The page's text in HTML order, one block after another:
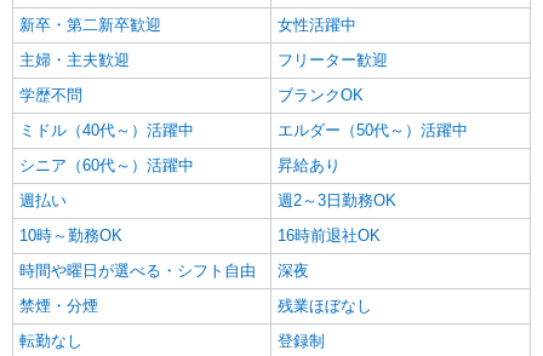
派遣社員
株式会社kotrio /●UT-H-2068389
≪足利市≫介護の現場で心を燃やせ！！！デイ
サービスSTAFF
時給1500円〜2125円 ＜日払い有/週払い有/交
通費全支給(ガソリン代含む)＞
足利市 面接なし
詳細を見る
派遣社員
株式会社kotrio /●UT-H-2012151
足利市｜未経験でも大丈夫◎研修が手厚い有料
新卒・第二新卒歓迎
女性活躍中
主婦・主夫歓迎
フリーター歓迎
学歴不問
ブランクOK
ミドル（40代～）活躍中
エルダー（50代～）活躍中
シニア（60代～）活躍中
昇給あり
週払い
週2～3日勤務OK
10時～勤務OK
16時前退社OK
時間や曜日が選べる・シフト自由
深夜
禁煙・分煙
残業ほぼなし
転勤なし
登録制